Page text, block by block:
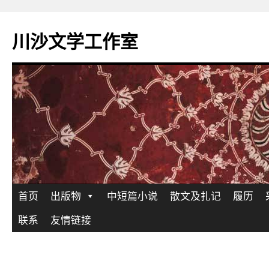
川沙文学工作室
跳
至
首页 出版物 中短篇小说 散文及扎记 履历
联系
友情链接